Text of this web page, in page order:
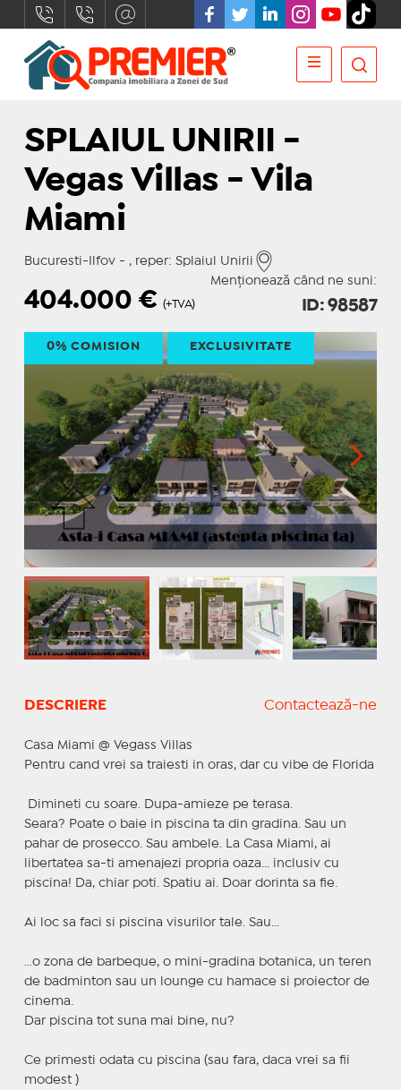
SPLAIUL UNIRII -
Vegas Villas - Vila
Miami
Bucuresti-Ilfov - , reper: Splaiul Unirii
Menționează când ne suni:
404.000 € (+TVA) ID: 98587
0% COMISION EXCLUSIVITATE
DESCRIERE Contactează-ne
Casa Miami @ Vegass Villas
Pentru cand vrei sa traiesti in oras, dar cu vibe de Florida
‍ Dimineti cu soare. Dupa-amieze pe terasa.
Seara? Poate o baie in piscina ta din gradina. Sau un
pahar de prosecco. Sau ambele. La Casa Miami, ai
libertatea sa-ti amenajezi propria oaza... inclusiv cu
piscina! Da, chiar poti. Spatiu ai. Doar dorinta sa fie.
Ai loc sa faci si piscina visurilor tale. Sau...
...o zona de barbeque, o mini-gradina botanica, un teren
de badminton sau un lounge cu hamace si proiector de
cinema.
Dar piscina tot suna mai bine, nu?
Ce primesti odata cu piscina (sau fara, daca vrei sa fii
modest )